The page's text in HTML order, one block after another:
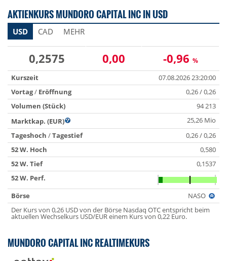
AKTIENKURS MUNDORO CAPITAL INC IN USD
USD CAD MEHR
0,2575 0,00 -0,96 %
Kurszeit
07.08.2026 23:20:00
Vortag/ Eröffnung
0,26 / 0,26
Volumen (Stück)
94 213
Marktkap. (EUR)
25,26 Mio
Tageshoch /Tagestief
0,26 / 0,26
52 W. Hoch
0,580
52 W. Tief
0,1537
52 W. Perf.
Börse
NASO
Der Kurs von 0,26 USD von der Börse Nasdaq OTC entspricht beim
aktuellen Wechselkurs USD/EUR einem Kurs von 0,22 Euro.
MUNDORO CAPITAL INC REALTIMEKURS